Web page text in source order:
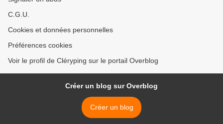
C.G.U.
Cookies et données personnelles
Préférences cookies
Voir le profil de Cléryping sur le portail Overblog
Créer un blog sur Overblog
Créer un blog